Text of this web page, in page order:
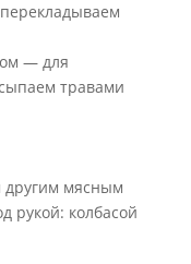
— для
травами
мясным
рукой: колбасой